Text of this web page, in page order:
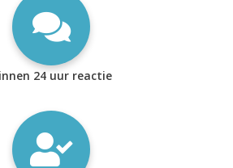
24 uur reactie